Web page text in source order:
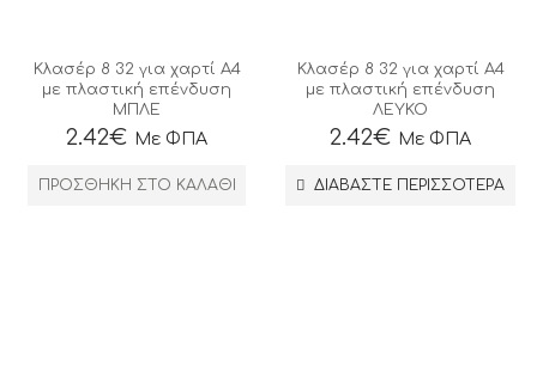
Κλασέρ 8 32 για χαρτί Α4
με πλαστική επένδυση
ΜΠΛΕ
2.42€ Με ΦΠΑ
ΠΡΟΣΘΉΚΗ ΣΤΟ ΚΑΛΆΘΙ
Κλασέρ 8 32 για χαρτί Α4
με πλαστική επένδυση
ΛΕΥΚΟ
2.42€ Με ΦΠΑ
ΔΙΑΒΆΣΤΕ ΠΕΡΙΣΣΌΤΕΡΑ